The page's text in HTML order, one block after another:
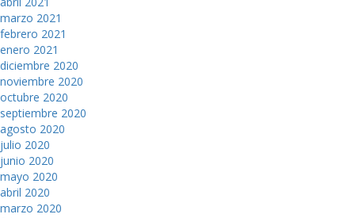
marzo 2021
febrero 2021
enero 2021
diciembre 2020
noviembre 2020
octubre 2020
septiembre 2020
agosto 2020
julio 2020
junio 2020
mayo 2020
abril 2020
marzo 2020